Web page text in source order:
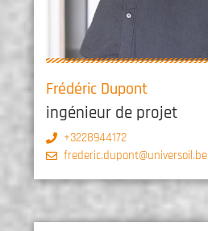
Frédéric Dupont
ingénieur de projet
+3228944172
frederic.dupont@universoil.be